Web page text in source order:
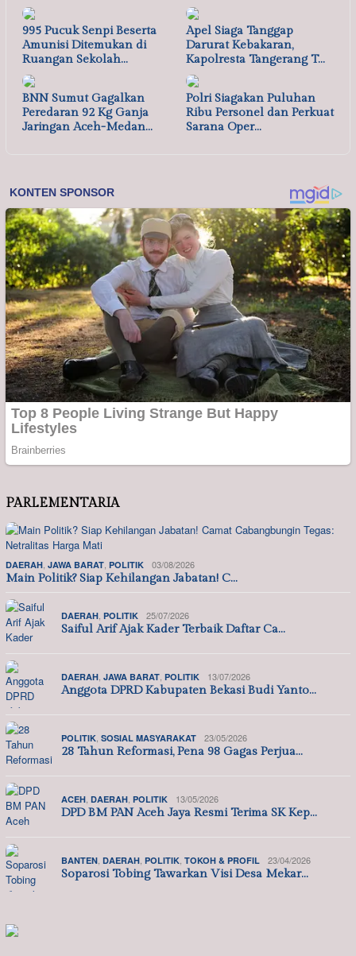
995 Pucuk Senpi Beserta
Amunisi Ditemukan di
Ruangan Sekolah…
Apel Siaga Tanggap
Darurat Kebakaran,
Kapolresta Tangerang T…
BNN Sumut Gagalkan
Peredaran 92 Kg Ganja
Jaringan Aceh-Medan…
Polri Siagakan Puluhan
Ribu Personel dan Perkuat
Sarana Oper…
PARLEMENTARIA
DAERAH, JAWA BARAT, POLITIK 03/08/2026
Main Politik? Siap Kehilangan Jabatan! C…
DAERAH, POLITIK 25/07/2026
Saiful Arif Ajak Kader Terbaik Daftar Ca…
DAERAH, JAWA BARAT, POLITIK 13/07/2026
Anggota DPRD Kabupaten Bekasi Budi Yanto…
POLITIK, SOSIAL MASYARAKAT 23/05/2026
28 Tahun Reformasi, Pena 98 Gagas Perjua…
ACEH, DAERAH, POLITIK 13/05/2026
DPD BM PAN Aceh Jaya Resmi Terima SK Kep…
BANTEN, DAERAH, POLITIK, TOKOH & PROFIL 23/04/2026
Soparosi Tobing Tawarkan Visi Desa Mekar…